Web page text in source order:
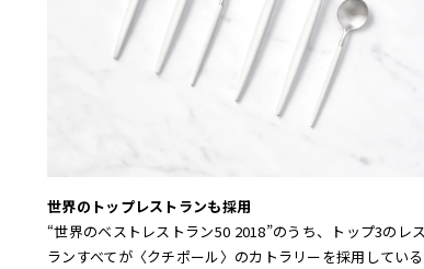
世界のトップレストランも採用
“世界のベストレストラン50 2018”のうち、トップ3のレ
ランすべてが〈クチポール〉のカトラリーを採用してい